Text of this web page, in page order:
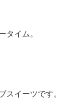
タイム。
スイーツです。